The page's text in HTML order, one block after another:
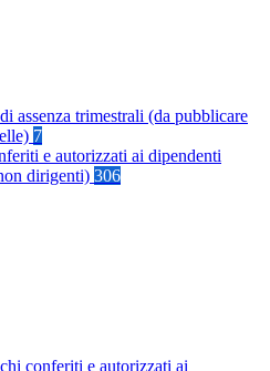
assenza trimestrali (da pubblicare
7
e autorizzati ai dipendenti
dirigenti) 306
conferiti e autorizzati ai